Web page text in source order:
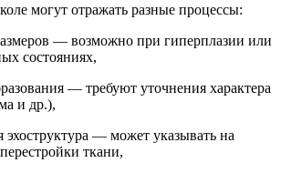
могут отражать разные процессы:
— возможно при гиперплазии или
состояниях,
— требуют уточнения характера
и др.),
эхоструктура — может указывать на
ткани,